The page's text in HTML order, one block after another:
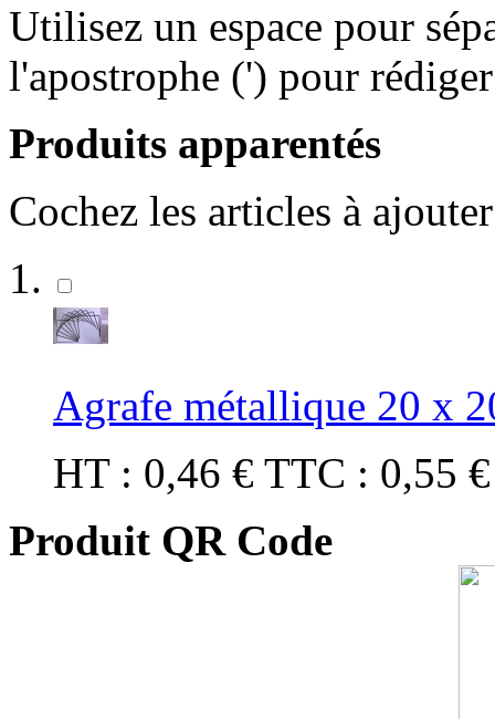
Utilisez un espace pour
l'apostrophe (') pour
Produits apparentés
Cochez les articles à
Agrafe métallique 20 x
HT : 0,46 € TTC : 0,55
Produit QR Code